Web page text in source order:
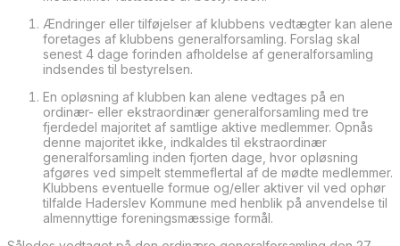
Ændringer eller tilføjelser af klubbens vedtægter kan alene
foretages af klubbens generalforsamling. Forslag skal
senest 4 dage forinden afholdelse af generalforsamling
indsendes til bestyrelsen.
En opløsning af klubben kan alene vedtages på en
ordinær- eller ekstraordinær generalforsamling med tre
fjerdedel majoritet af samtlige aktive medlemmer. Opnås
denne majoritet ikke, indkaldes til ekstraordinær
generalforsamling inden fjorten dage, hvor opløsning
afgøres ved simpelt stemmeflertal af de mødte medlemmer.
Klubbens eventuelle formue og/eller aktiver vil ved ophør
tilfalde Haderslev Kommune med henblik på anvendelse til
almennyttige foreningsmæssige formål.